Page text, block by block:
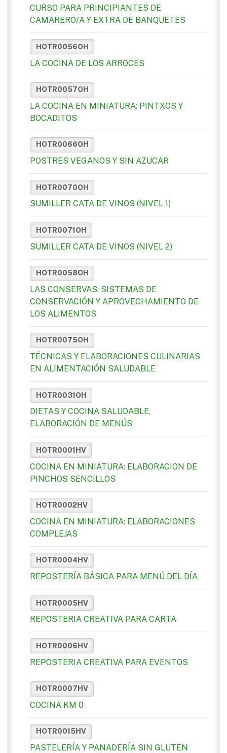
CURSO PARA PRINCIPIANTES DE
CAMARERO/A Y EXTRA DE BANQUETES
HOTR0056OH
LA COCINA DE LOS ARROCES
HOTR0057OH
LA COCINA EN MINIATURA: PINTXOS Y
BOCADITOS
HOTR0066OH
POSTRES VEGANOS Y SIN AZUCAR
HOTR0070OH
SUMILLER CATA DE VINOS (NIVEL 1)
HOTR0071OH
SUMILLER CATA DE VINOS (NIVEL 2)
HOTR0058OH
LAS CONSERVAS: SISTEMAS DE
CONSERVACIÓN Y APROVECHAMIENTO DE
LOS ALIMENTOS
HOTR0075OH
TÉCNICAS Y ELABORACIONES CULINARIAS
EN ALIMENTACIÓN SALUDABLE
HOTR0031OH
DIETAS Y COCINA SALUDABLE.
ELABORACIÓN DE MENÚS
HOTR0001HV
COCINA EN MINIATURA: ELABORACION DE
PINCHOS SENCILLOS
HOTR0002HV
COCINA EN MINIATURA: ELABORACIONES
COMPLEJAS
HOTR0004HV
REPOSTERÍA BÁSICA PARA MENÚ DEL DÍA
HOTR0005HV
REPOSTERIA CREATIVA PARA CARTA
HOTR0006HV
REPOSTERIA CREATIVA PARA EVENTOS
HOTR0007HV
COCINA KM 0
HOTR0015HV
PASTELERÍA Y PANADERÍA SIN GLUTEN